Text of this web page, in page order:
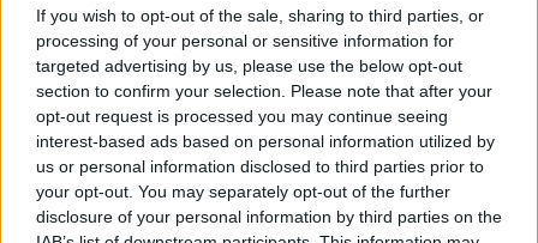
If you wish to opt-out of the sale, sharing to third parties, or
processing of your personal or sensitive information for
targeted advertising by us, please use the below opt-out
section to confirm your selection. Please note that after your
opt-out request is processed you may continue seeing
interest-based ads based on personal information utilized by
us or personal information disclosed to third parties prior to
your opt-out. You may separately opt-out of the further
disclosure of your personal information by third parties on the
cambio a Leao è un’arma in più. Ma forse la news più
interessante è quella che arriva dal club: «mai trattato con il
Bologna» fanno sapere, specie poi se in prestito col rischio
che te lo rispediscano indietro dopo averlo usato per una
stagione”.